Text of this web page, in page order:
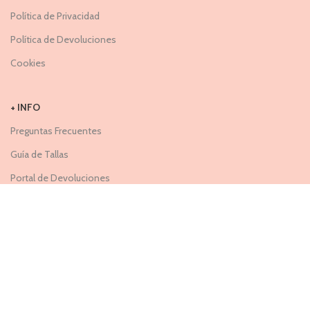
Política de Privacidad
Política de Devoluciones
Cookies
+ INFO
Preguntas Frecuentes
Guía de Tallas
Portal de Devoluciones